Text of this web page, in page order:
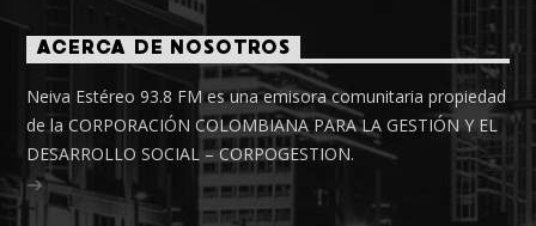
ACERCA DE NOSOTROS
Neiva Estéreo 93.8 FM es una emisora comunitaria propiedad
de la CORPORACIÓN COLOMBIANA PARA LA GESTIÓN Y EL
DESARROLLO SOCIAL – CORPOGESTION.